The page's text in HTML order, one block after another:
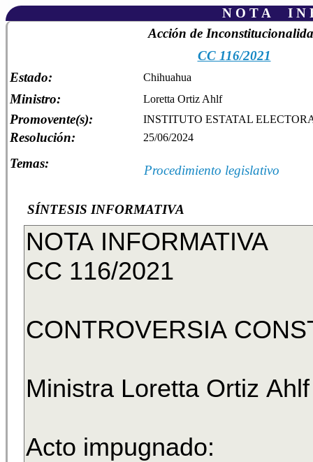
N O T A I N
Acción de
CC 116/2021
Estado:
Chihuahua
Ministro: Loretta Ortiz Ahlf
Promovente(s): INSTITUTO ESTATAL
Resolución: 25/06/2024
Temas: Procedimiento legislativo
SÍNTESIS INFORMATIVA